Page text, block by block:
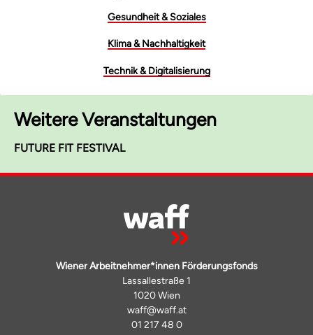
Gesundheit & Soziales
Klima & Nachhaltigkeit
Technik & Digitalisierung
Weitere Veranstaltungen
FUTURE FIT FESTIVAL
Wiener Arbeitnehmer*innen Förderungsfonds
Lassallestraße 1
1020 Wien
waff@waff.at
01 217 48 0